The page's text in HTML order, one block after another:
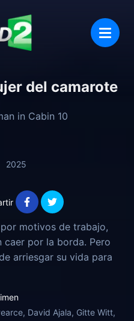
del camarote
in Cabin 10
2025
motivos de trabajo,
caer por la borda. Pero
arriesgar su vida para
David Ajala, Gitte Witt,